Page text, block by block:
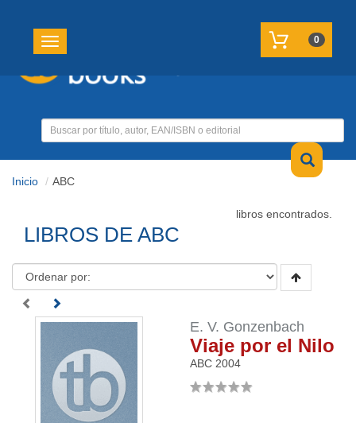
Toggle navigation 0
Inicio ABC
libros encontrados.
LIBROS DE ABC
E. V. Gonzenbach
Viaje por el Nilo
ABC 2004